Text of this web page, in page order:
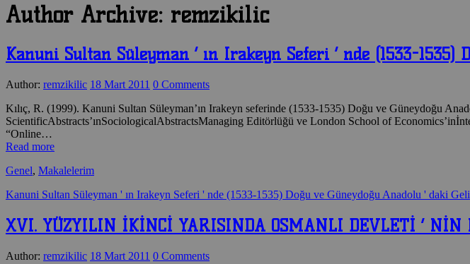
Author Archive: remzikilic
Kanuni Sultan Süleyman ‘ ın Irakeyn Seferi ‘ nde (1533-1535)
Author: remzikilic 18 Mart 2011 0 Comments
Kılıç, R. (1999). Kanuni Sultan Süleyman’ın Irakeyn seferinde (1533-1535) Doğu ve Güneydoğu
ScientificAbstracts’ınSociologicalAbstractsManaging Editörlüğü ve London School of
“Online…
Read more
Genel, Makalelerim
Kanuni Sultan Süleyman ' ın Irakeyn Seferi ' nde (1533-1535) Doğu ve Güneydoğu Anadolu ' daki
XVI. YÜZYILIN İKİNCİ YARISINDA OSMANLI DEVLETİ ‘ NİN
Author: remzikilic 18 Mart 2011 0 Comments